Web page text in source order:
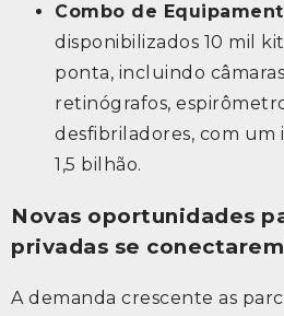
Combo de
disponibilizados 10 mil
ponta, incluindo
retinógrafos,
desfibriladores, com um
1,5 bilhão.
Novas oportunidades
privadas se
A demanda crescente as